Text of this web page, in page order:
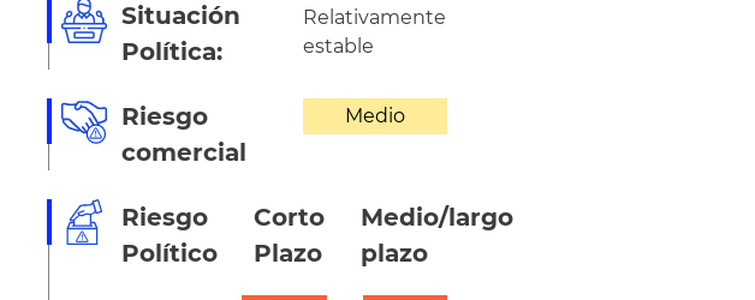
Situación
Política:
Relativamente
estable
Riesgo
comercial
Medio
Riesgo
Político
Corto
Plazo
Medio/largo
plazo